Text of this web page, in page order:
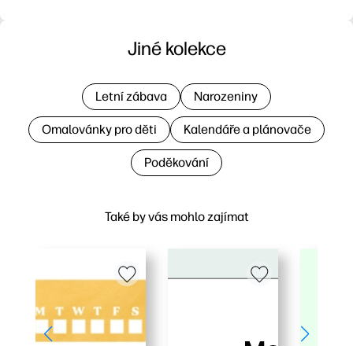
Také by vás mohlo zajímat
Jiné kolekce
Letní zábava Narozeniny
Omalovánky pro děti Kalendáře a plánovače
Poděkování